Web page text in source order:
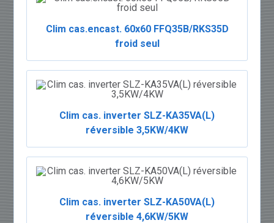
Clim cas.encast. 60x60 FFQ35B/RKS35D
froid seul
Clim cas. inverter SLZ-KA35VA(L)
réversible 3,5KW/4KW
Clim cas. inverter SLZ-KA50VA(L)
réversible 4,6KW/5KW